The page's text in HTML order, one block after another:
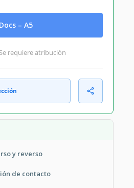
– A5
requiere atribución
y reverso
de contacto